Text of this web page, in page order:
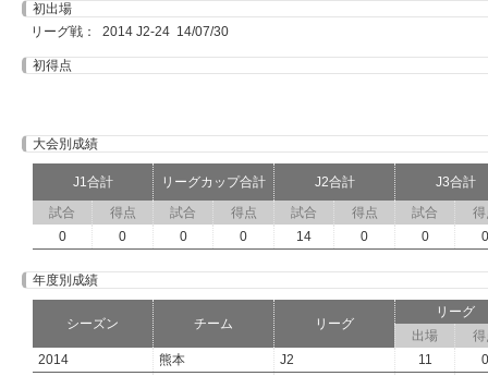
初出場
リーグ戦： 2014 J2-24 14/07/30
初得点
大会別成績
J1合計 リーグカップ合計 J2合計
J3合計
試合
得点 試合 得点 試合 得点 試合
得
0
0 0 0 14 0 0 0
年度別成績
シーズン チーム リーグ
リーグ
出場
得
2014
熊本 J2 11
0